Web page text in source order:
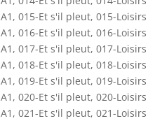
, 015-Et s'il pleut, 015-Loisirs
, 016-Et s'il pleut, 016-Loisirs
, 017-Et s'il pleut, 017-Loisirs
, 018-Et s'il pleut, 018-Loisirs
, 019-Et s'il pleut, 019-Loisirs
, 020-Et s'il pleut, 020-Loisirs
, 021-Et s'il pleut, 021-Loisirs